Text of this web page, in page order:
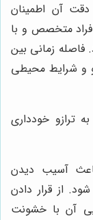
دقت آن اطمینان
متخصص و با
فاصله زمانی بین
و شرایط محیطی
ترازو خودداری
آسیب دیدن
از قرار دادن
آن با خشونت